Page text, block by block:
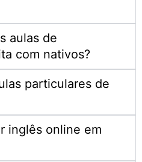
aulas de
com nativos?
particulares de
inglês online em